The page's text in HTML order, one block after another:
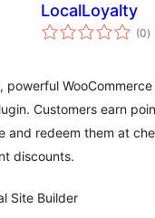
LocalLoyalty
(0)
powerful
Customers earn
and redeem them at
discounts.
Site Builder